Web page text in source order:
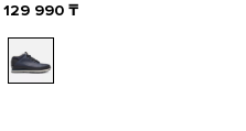
129 990 ₸